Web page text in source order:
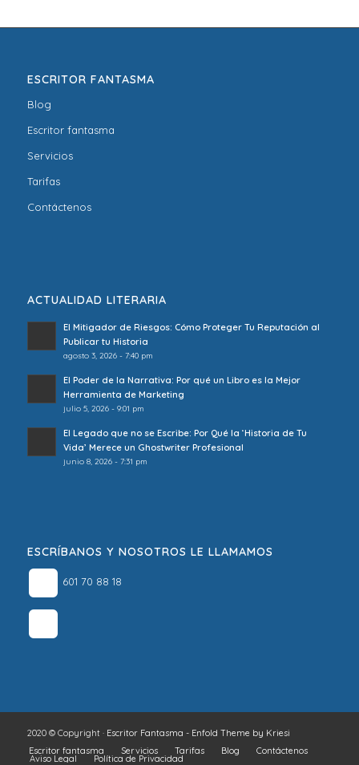
ESCRITOR FANTASMA
Blog
Escritor fantasma
Servicios
Tarifas
Contáctenos
ACTUALIDAD LITERARIA
El Mitigador de Riesgos: Cómo Proteger Tu Reputación al
Publicar tu Historia
agosto 3, 2026 - 7:40 pm
El Poder de la Narrativa: Por qué un Libro es la Mejor
Herramienta de Marketing
julio 5, 2026 - 9:01 pm
El Legado que no se Escribe: Por Qué la ‘Historia de Tu
Vida’ Merece un Ghostwriter Profesional
junio 8, 2026 - 7:31 pm
ESCRÍBANOS Y NOSOTROS LE LLAMAMOS
601 70 88 18
2020 © Copyright · Escritor Fantasma - Enfold Theme by Kriesi
Escritor fantasma
Servicios Tarifas Blog Contáctenos
Aviso Legal Política de Privacidad